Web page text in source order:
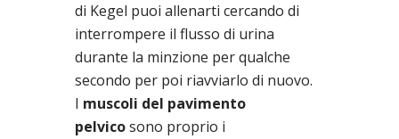
di Kegel puoi allenarti cercando di
interrompere il flusso di urina
durante la minzione per qualche
secondo per poi riavviarlo di nuovo.
I muscoli del pavimento
pelvicosono proprio i